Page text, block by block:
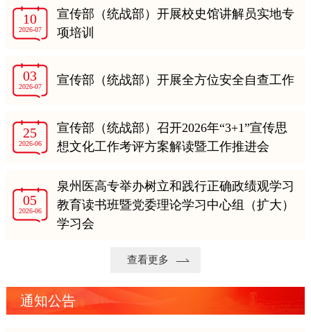
10
2026-07
宣传部（统战部）开展校史馆讲解员实地专
项培训
03
2026-07 宣传部（统战部）开展全方位安全自查工作
25
2026-06
宣传部（统战部）召开2026年“3+1”宣传思
想文化工作考评方案解读暨工作推进会
05
2026-06
泉州医高专举办树立和践行正确政绩观学习
教育读书班暨党委理论学习中心组（扩大）
学习会
查看更多
通知公告